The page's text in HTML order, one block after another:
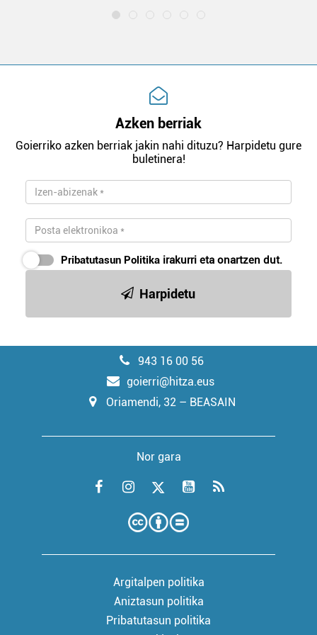
Azken berriak
Goierriko azken berriak jakin nahi dituzu? Harpidetu gure
buletinera!
Pribatutasun Politika irakurri eta onartzen dut.
Harpidetu
943 16 00 56
goierri@hitza.eus
Oriamendi, 32 – BEASAIN
Nor gara
Argitalpen politika
Aniztasun politika
Pribatutasun politika